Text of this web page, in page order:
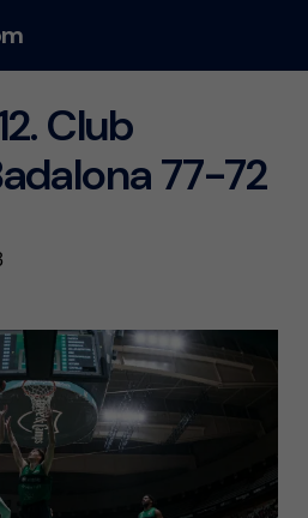
Club
77-72